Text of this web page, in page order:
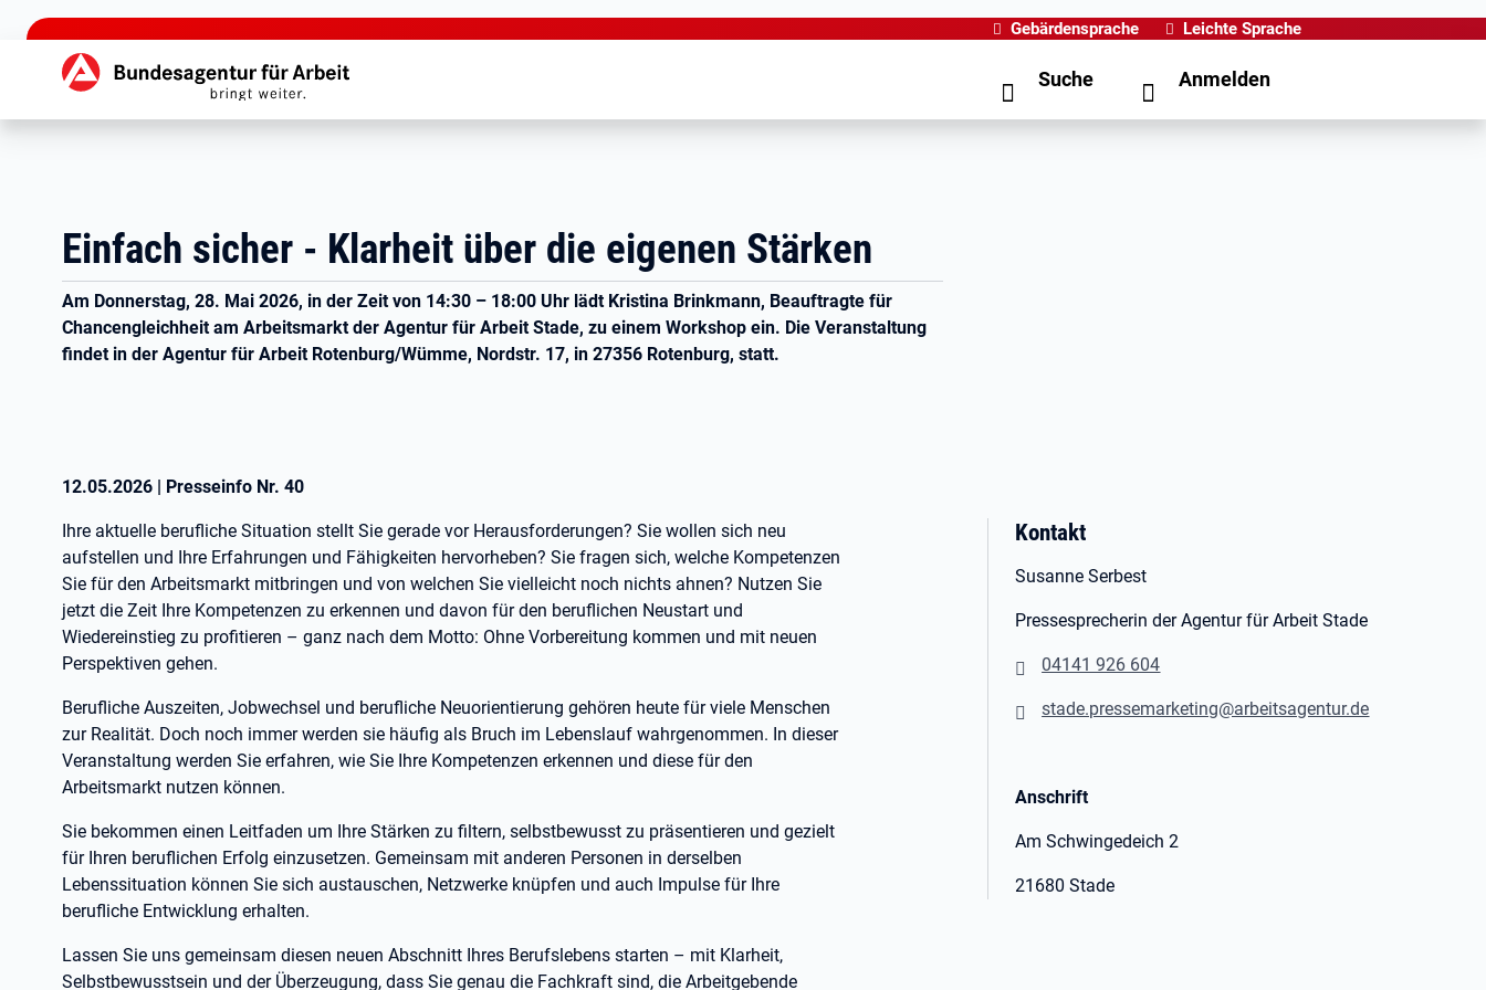
zu den Hauptinhalten springen
Gebärdensprache Leichte Sprache
Hauptnavigation Suche Anmelden
Einfach sicher - Klarheit über die eigenen Stärken
Am Donnerstag, 28. Mai 2026, in der Zeit von 14:30 – 18:00 Uhr lädt Kristina Brinkmann, Beauftragte für
Chancengleichheit am Arbeitsmarkt der Agentur für Arbeit Stade, zu einem Workshop ein. Die Veranstaltung
findet in der Agentur für Arbeit Rotenburg/Wümme, Nordstr. 17, in 27356 Rotenburg, statt.
12.05.2026 | Presseinfo Nr. 40
Ihre aktuelle berufliche Situation stellt Sie gerade vor Herausforderungen? Sie wollen sich neu
aufstellen und Ihre Erfahrungen und Fähigkeiten hervorheben? Sie fragen sich, welche Kompetenzen
Sie für den Arbeitsmarkt mitbringen und von welchen Sie vielleicht noch nichts ahnen? Nutzen Sie
jetzt die Zeit Ihre Kompetenzen zu erkennen und davon für den beruflichen Neustart und
Wiedereinstieg zu profitieren – ganz nach dem Motto: Ohne Vorbereitung kommen und mit neuen
Perspektiven gehen.
Berufliche Auszeiten, Jobwechsel und berufliche Neuorientierung gehören heute für viele Menschen
zur Realität. Doch noch immer werden sie häufig als Bruch im Lebenslauf wahrgenommen. In dieser
Veranstaltung werden Sie erfahren, wie Sie Ihre Kompetenzen erkennen und diese für den
Arbeitsmarkt nutzen können.
Sie bekommen einen Leitfaden um Ihre Stärken zu filtern, selbstbewusst zu präsentieren und gezielt
für Ihren beruflichen Erfolg einzusetzen. Gemeinsam mit anderen Personen in derselben
Lebenssituation können Sie sich austauschen, Netzwerke knüpfen und auch Impulse für Ihre
berufliche Entwicklung erhalten.
Lassen Sie uns gemeinsam diesen neuen Abschnitt Ihres Berufslebens starten – mit Klarheit,
Selbstbewusstsein und der Überzeugung, dass Sie genau die Fachkraft sind, die Arbeitgebende
Kontakt
Susanne Serbest
Pressesprecherin der Agentur für Arbeit Stade
04141 926 604
stade.pressemarketing@arbeitsagentur.de
Anschrift
Am Schwingedeich 2
21680 Stade